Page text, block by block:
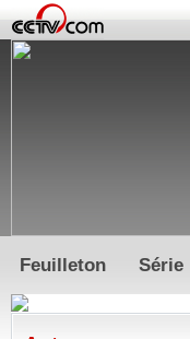
Feuilleton Série